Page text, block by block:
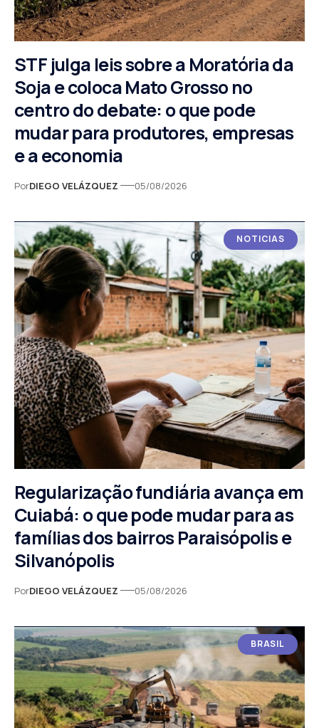
STF julga leis sobre a Moratória da
Soja e coloca Mato Grosso no
centro do debate: o que pode
mudar para produtores, empresas
e a economia
PorDIEGO VELÁZQUEZ 05/08/2026
NOTICIAS
Regularização fundiária avança em
Cuiabá: o que pode mudar para as
famílias dos bairros Paraisópolis e
Silvanópolis
PorDIEGO VELÁZQUEZ 05/08/2026
BRASIL